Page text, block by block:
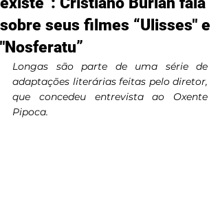
sobre seus filmes “Ulisses" e
"Nosferatu”
Longas são parte de uma série de
adaptações literárias feitas pelo diretor,
que concedeu entrevista ao Oxente
Pipoca.